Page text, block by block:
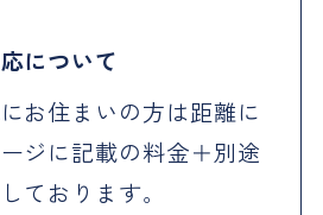
について
お住まいの方は距離に
ジに記載の料金＋別途
ております。